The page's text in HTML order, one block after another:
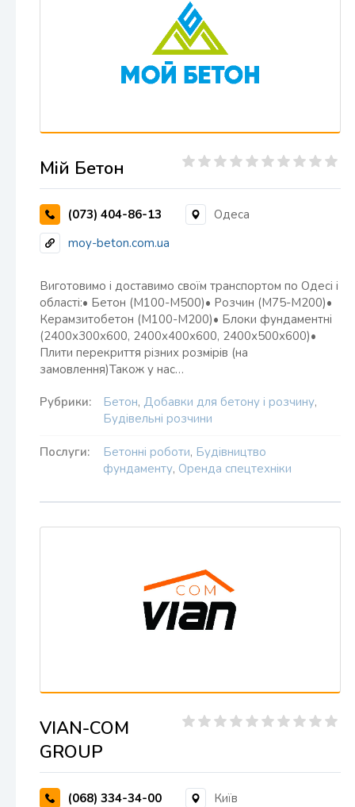
Мій Бетон
(073) 404-86-13
Одеса
moy-beton.com.ua
Виготовимо і доставимо своїм транспортом по Одесі і
області:• Бетон (М100-М500)• Розчин (М75-М200)•
Керамзитобетон (М100-М200)• Блоки фундаментні
(2400х300х600, 2400х400х600, 2400х500х600)•
Плити перекриття різних розмірів (на
замовлення)Також у нас…
Рубрики: Бетон, Добавки для бетону і розчину,
Будівельні розчини
Послуги: Бетонні роботи, Будівництво
фундаменту, Оренда спецтехніки
VIAN-COM
GROUP
(068) 334-34-00
Київ